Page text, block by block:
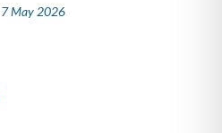
7 May 2026